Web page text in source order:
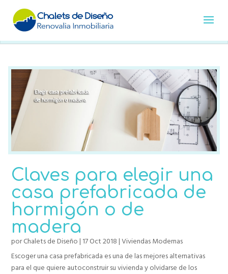
Claves para elegir una
casa prefabricada de
hormigón o de
madera
porChalets de Diseño | 17 Oct 2018 |Viviendas Modernas
Escoger una casa prefabricada es una de las mejores alternativas
para el que quiere autoconstruir su vivienda y olvidarse de los